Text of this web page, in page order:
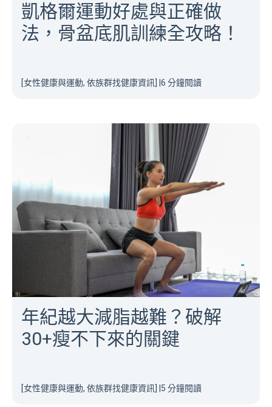
凱格爾運動好處與正確做
法，骨盆底肌訓練全攻略！
[女性健康與運動, 依族群找健康資訊] 6 分鐘閱讀
年紀越大減脂越難？破解
30+瘦不下來的關鍵
[女性健康與運動, 依族群找健康資訊] 5 分鐘閱讀